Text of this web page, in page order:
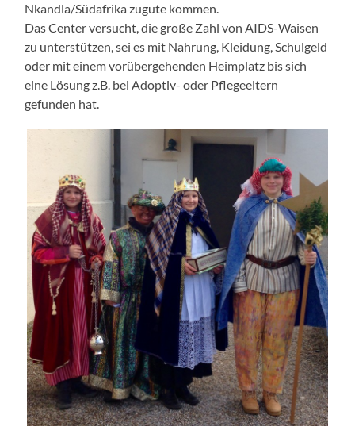
Nkandla/Südafrika zugute kommen.
Das Center versucht, die große Zahl von AIDS-Waisen
zu unterstützen, sei es mit Nahrung, Kleidung, Schulgeld
oder mit einem vorübergehenden Heimplatz bis sich
eine Lösung z.B. bei Adoptiv- oder Pflegeeltern
gefunden hat.